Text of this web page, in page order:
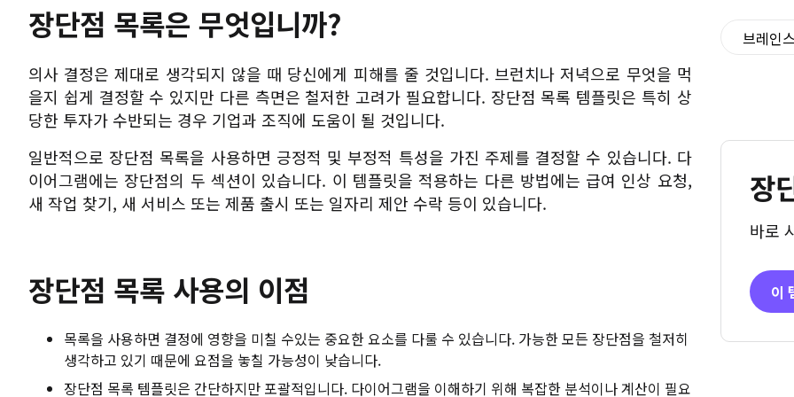
장단점 목록은 무엇입니까?
의사 결정은 제대로 생각되지 않을 때 당신에게 피해를 줄 것입니다. 브런치나 저녁으로 무엇을 먹
을지 쉽게 결정할 수 있지만 다른 측면은 철저한 고려가 필요합니다. 장단점 목록 템플릿은 특히 상
당한 투자가 수반되는 경우 기업과 조직에 도움이 될 것입니다.
일반적으로 장단점 목록을 사용하면 긍정적 및 부정적 특성을 가진 주제를 결정할 수 있습니다. 다
이어그램에는 장단점의 두 섹션이 있습니다. 이 템플릿을 적용하는 다른 방법에는 급여 인상 요청,
새 작업 찾기, 새 서비스 또는 제품 출시 또는 일자리 제안 수락 등이 있습니다.
장단점 목록 사용의 이점
목록을 사용하면 결정에 영향을 미칠 수있는 중요한 요소를 다룰 수 있습니다. 가능한 모든 장단점을 철저히
생각하고 있기 때문에 요점을 놓칠 가능성이 낮습니다.
장단점 목록 템플릿은 간단하지만 포괄적입니다. 다이어그램을 이해하기 위해 복잡한 분석이나 계산이 필요
브레인
장
바로
이